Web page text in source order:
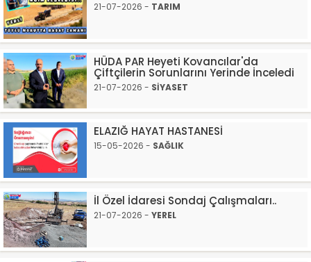
21-07-2026 - TARIM
HÜDA PAR Heyeti Kovancılar'da
Çiftçilerin Sorunlarını Yerinde İnceledi
21-07-2026 - SİYASET
ELAZIĞ HAYAT HASTANESİ
15-05-2026 - SAĞLIK
İl Özel İdaresi Sondaj Çalışmaları..
21-07-2026 - YEREL